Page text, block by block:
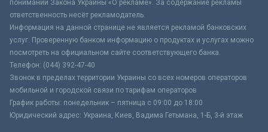
понимании Закона Украины «О рекламе». За содержание рекламы
ответственность несёт рекламодатель.
Информация на данной странице не является рекламой банковских
услуг. Проверенную банком информацию о продуктах и услугах можно
посмотреть на официальном сайте соответствующего банка.
Телефон: (044) 392-47-40
Звонок в пределах территории Украины со всех номеров операторов
мобильной и городской связи по тарифам операторов
График работы: понедельник – пятница с 09:00 до 18:00
Юридический адрес: Украина, Киев, Вадима Гетьмана, 1-Б, 3-й этаж